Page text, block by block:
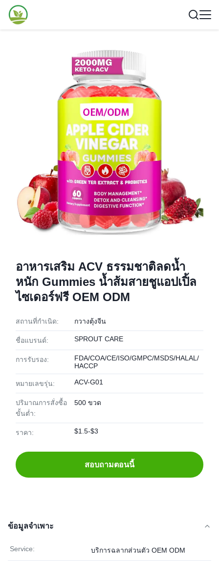
อาหารเสริม ACV ธรรมชาติลดน้ำ
หนัก Gummies น้ำส้มสายชูแอปเปิ้ล
ไซเดอร์ฟรี OEM ODM
สถานที่กำเนิด: กวางตุ้งจีน
ชื่อแบรนด์: SPROUT CARE
การรับรอง:
FDA/COA/CE/ISO/GMPC/MSDS/HALAL/
HACCP
หมายเลขรุ่น: ACV-G01
ปริมาณการสั่งซื้อ
ขั้นต่ำ:
500 ขวด
ราคา: $1.5-$3
สอบถามตอนนี้
ข้อมูลจำเพาะ
Service: บริการฉลากส่วนตัว OEM ODM